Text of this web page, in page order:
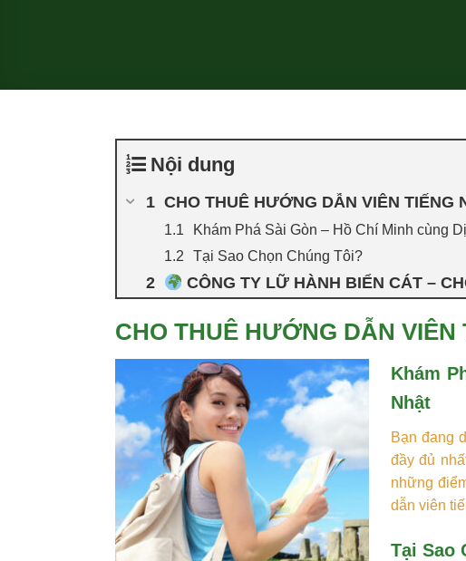
Nội dung
CHO THUÊ HƯỚNG DẪN VIÊN TIẾNG
Khám Phá Sài Gòn – Hồ Chí Minh cùng
Tại Sao Chọn Chúng Tôi?
CÔNG TY LỮ HÀNH BIỂN CÁT –
CHO THUÊ HƯỚNG DẪN VIÊN
Khám
Nhật
Bạn đang
đầy đủ
những
dẫn viên
Tại Sao